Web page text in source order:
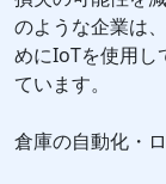
のような企業は
めにIoTを使用し
ています。
倉庫の自動化・